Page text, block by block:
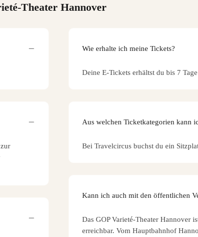
Theater Hannover
Wie erhalte ich meine Tickets?
Deine E-Tickets erhältst du bis 7
Aus welchen Ticketkategorien kann
Bei Travelcircus buchst du ein
Kann ich auch mit den öffentlichen
Das GOP Varieté-Theater Hannover
erreichbar. Vom Hauptbahnhof